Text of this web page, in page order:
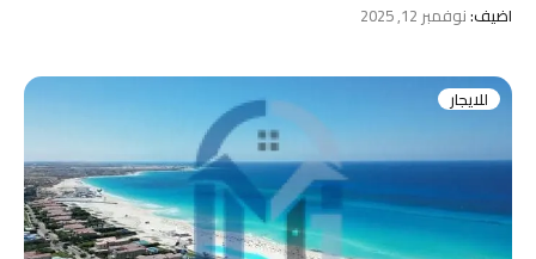
اضيف:نوفمبر 12, 2025
للايجار